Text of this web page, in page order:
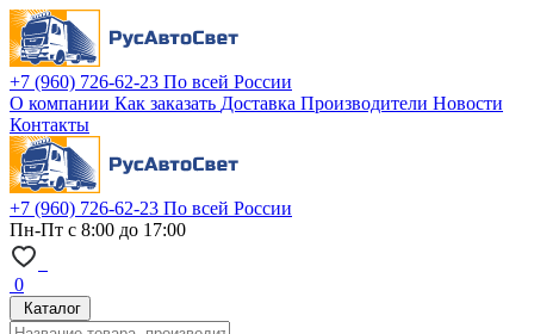
+7 (960) 726-62-23 По всей России
О компании Как заказать Доставка Производители Новости
Контакты
+7 (960) 726-62-23 По всей России
Пн-Пт с 8:00 до 17:00
0
Каталог